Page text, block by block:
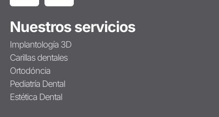
Nuestros servicios
Implantología 3D
Carillas dentales
Ortodóncia
Pediatría Dental
Estética Dental